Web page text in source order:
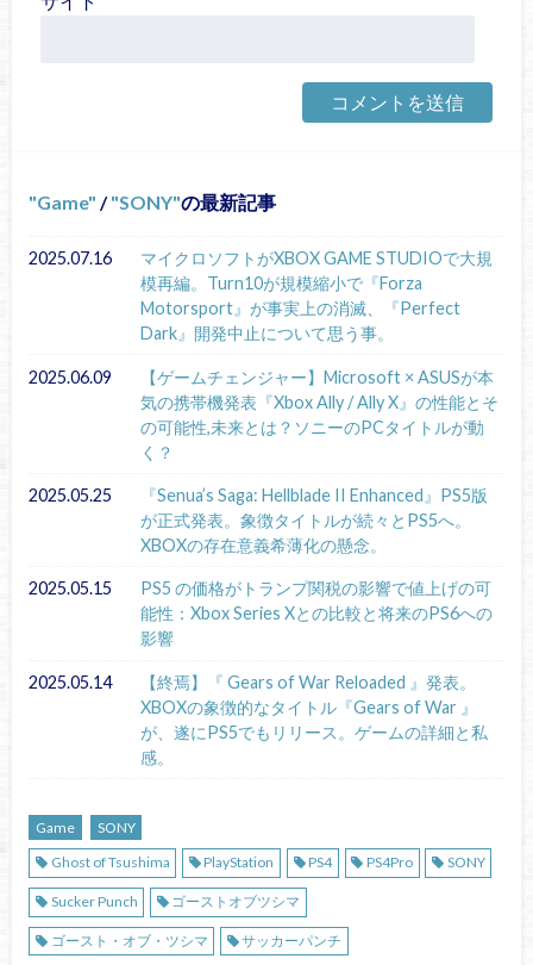
Game / SONY の最新記事
2025.07.16
マイクロソフトがXBOX GAME STUDIOで大規
模再編。Turn10が規模縮小で『Forza
Motorsport』が事実上の消滅、『Perfect
Dark』開発中止について思う事。
2025.06.09
【ゲームチェンジャー】Microsoft × ASUSが本
気の携帯機発表『Xbox Ally / Ally X』の性能とそ
の可能性,未来とは？ソニーのPCタイトルが動
く？
2025.05.25
『Senua’s Saga: Hellblade II Enhanced』PS5版
が正式発表。象徴タイトルが続々とPS5へ。
XBOXの存在意義希薄化の懸念。
2025.05.15
PS5 の価格がトランプ関税の影響で値上げの可
能性：Xbox Series Xとの比較と将来のPS6への
影響
2025.05.14
【終焉】『 Gears of War Reloaded 』発表。
XBOXの象徴的なタイトル『Gears of War 』
が、遂にPS5でもリリース。ゲームの詳細と私
感。
Game
SONY
Ghost of Tsushima
PlayStation PS4 PS4Pro SONY
Sucker Punch ゴーストオブツシマ
ゴースト・オブ・ツシマ サッカーパンチ